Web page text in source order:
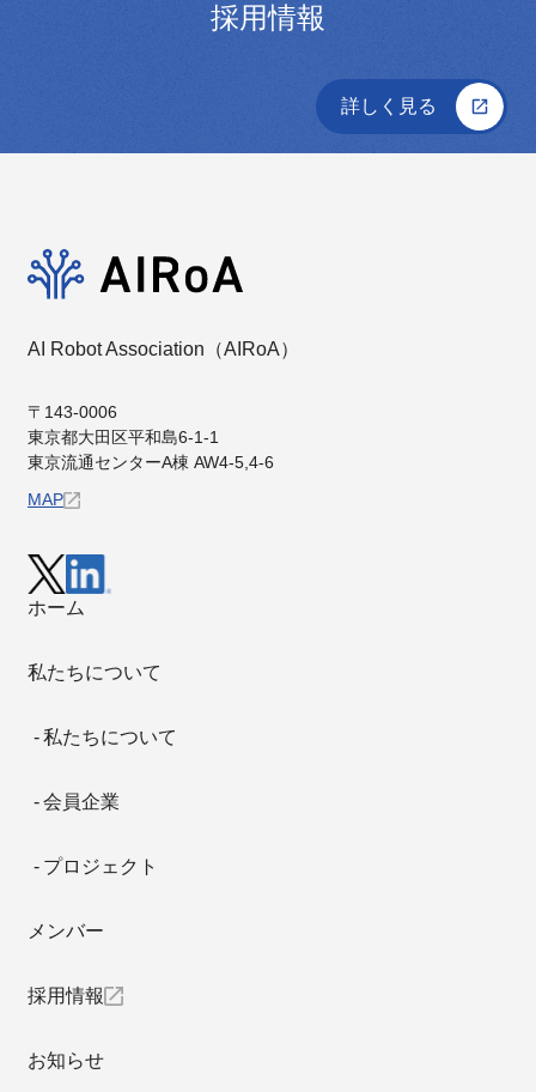
採用情報
詳しく見る
AI Robot Association（AIRoA）
〒143-0006
東京都⼤⽥区平和島6-1-1
東京流通センターA棟 AW4-5,4-6
MAP
ホーム
私たちについて
私たちについて
会員企業
プロジェクト
メンバー
採用情報
お知らせ